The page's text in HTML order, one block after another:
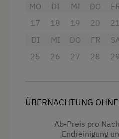
Balkon/Terrasse
Dusche
Hypoallergenes
Küche
MO
17
DI
18
MI
19
DO
20
21
DI
25
MI
26
DO
27
FR
28
ÜBERNACHTUNG
Ab-Preis pro
Endreinigung